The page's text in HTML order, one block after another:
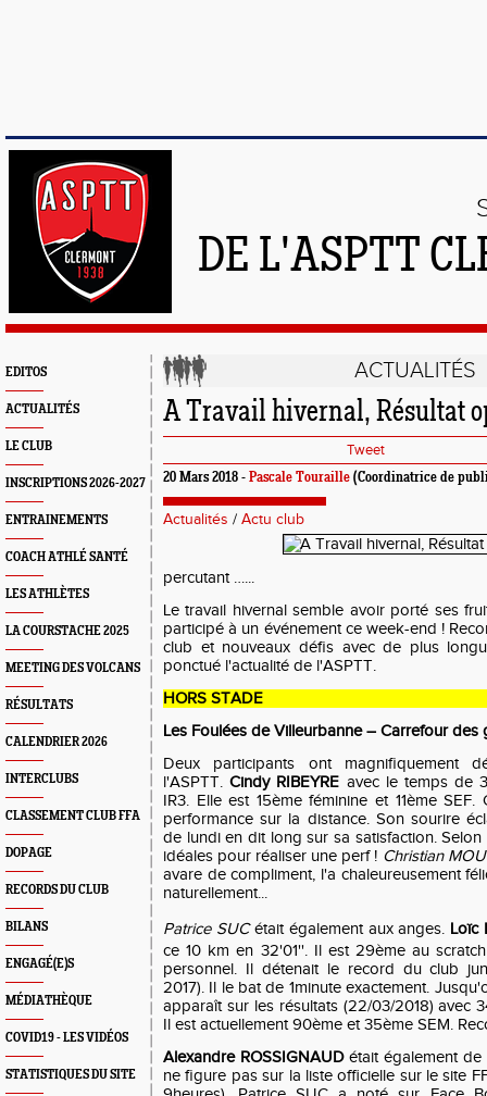
DE L'ASPTT
EDITOS
ACTUALITÉS
LE CLUB
INSCRIPTIONS 2026-2027
ENTRAINEMENTS
COACH ATHLÉ SANTÉ
LES ATHLÈTES
LA COURSTACHE 2025
MEETING DES VOLCANS
RÉSULTATS
CALENDRIER 2026
INTERCLUBS
CLASSEMENT CLUB FFA
DOPAGE
RECORDS DU CLUB
BILANS
ENGAGÉ(E)S
MÉDIATHÈQUE
COVID19 - LES VIDÉOS
STATISTIQUES DU SITE
ACTUALITÉS
A Travail hivernal, Résultat
Tweet
20 Mars 2018 - Pascale Touraille (Coordinatrice de
Actualités / Actu club
percutant …...
Letravail hivernalsemble avoir porté ses
participé à un événement ce week-end !
club et nouveaux défis avec de plus
ponctué l'actualité de l'ASPTT.
HORS STADE
Les Foulées de Villeurbanne – Carrefour des
Deux participants ont magnifiquement
l'ASPTT. Cindy RIBEYRE avec le temps de
IR3. Elle est 15ème féminine et 11ème SEF.
performance sur la distance. Son sourire
de lundi en dit long sur sa satisfaction.Selon
idéales pour réaliser une perf ! Christian
avare de compliment, l'a chaleureusement
naturellement...
Patrice SUC était également aux anges. Loïc
ce 10 km en 32'01''. Il est 29ème au
personnel. Il détenait le record du club
2017). Il le bat de 1minute exactement.
apparaît sur les résultats (22/03/2018) avec
Il est actuellement 90ème et 35ème SEM.
Alexandre ROSSIGNAUDétait également de
ne figure pas sur la liste officielle sur le site